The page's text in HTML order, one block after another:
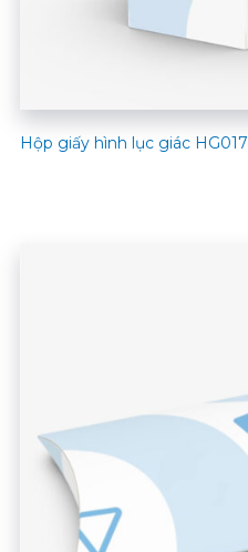
Hộp giấy hình lục giác HG017